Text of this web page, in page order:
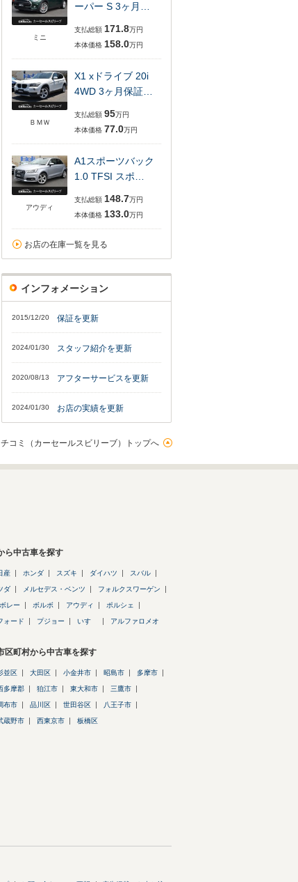
ミニ
ーパー S 3ヶ月…
支払総額 171.8万円
本体価格 158.0万円
ＢＭＷ
X1 xドライブ 20i
4WD 3ヶ月保証…
支払総額 95万円
本体価格 77.0万円
アウディ
A1スポーツバック
1.0 TFSI スポ…
支払総額 148.7万円
本体価格 133.0万円
お店の在庫一覧を見る
インフォメーション
2015/12/20 保証を更新
2024/01/30 スタッフ紹介を更新
2020/08/13 アフターサービスを更新
2024/01/30 お店の実績を更新
コミ（カーセールスビリーブ）トップへ
ら中古車を探す
産 ホンダ スズキ ダイハツ スバル
ダ メルセデス・ベンツ フォルクスワーゲン
レー ボルボ アウディ ポルシェ
ォード プジョー いすゞ アルファロメオ
区町村から中古車を探す
並区 大田区 小金井市 昭島市 多摩市
多摩郡 狛江市 東大和市 三鷹市
布市 品川区 世田谷区 八王子市
蔵野市 西東京市 板橋区